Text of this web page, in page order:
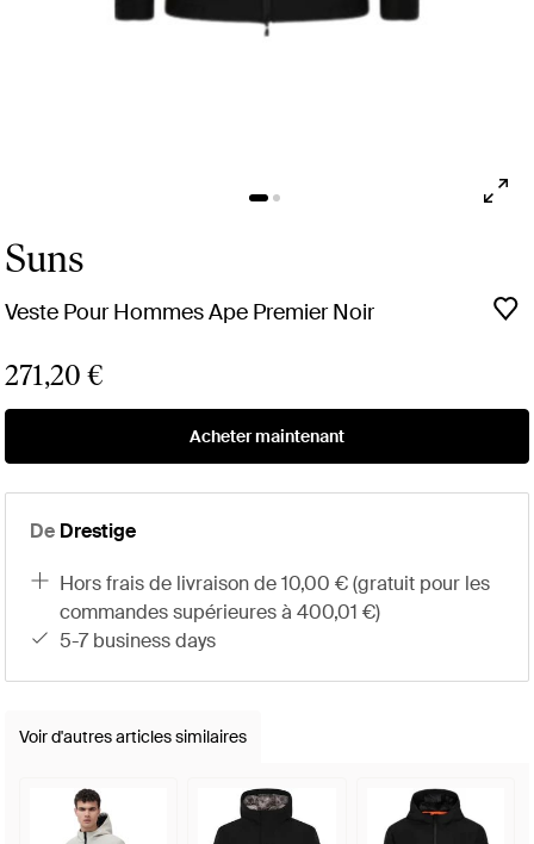
Suns
Veste Pour Hommes Ape Premier Noir
271,20 €
Acheter maintenant
De Drestige
hors frais de livraison de 10,00 € (gratuit pour les
commandes supérieures à 400,01 €)
5-7 business days
Voir d'autres articles similaires